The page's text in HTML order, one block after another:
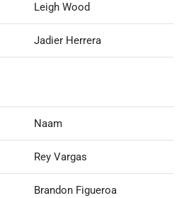
Leigh Wood
Jadier Herrera
Naam
Rey Vargas
Brandon Figueroa